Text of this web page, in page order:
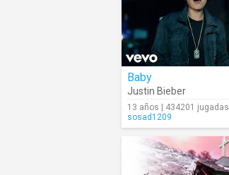
Baby
Justin Bieber
13 años | 434201 jugadas
sosad1209